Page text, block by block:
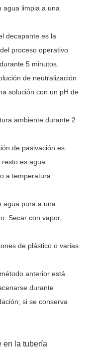
agua limpia a una
decapante es la
proceso operativo
5 minutos.
de neutralización
solución con un pH de
ambiente durante 2
de pasivación es:
es agua.
a temperatura
agua pura a una
Secar con vapor,
de plástico o varias
anterior está
durante
si se conserva
en la tubería